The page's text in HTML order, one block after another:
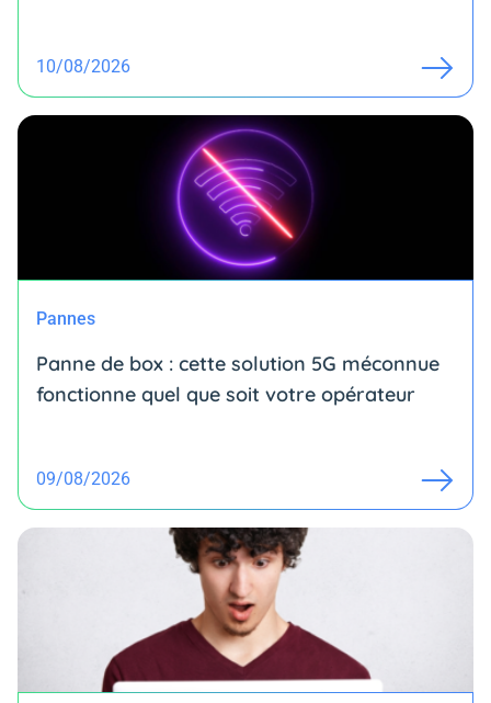
10/08/2026
Pannes
Panne de box : cette solution 5G méconnue
fonctionne quel que soit votre opérateur
09/08/2026